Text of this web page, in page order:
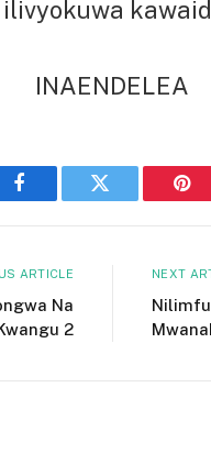
ilivyokuwa
INAENDELEA
Facebook Twitter
ARTICLE
Na
2
NEXT